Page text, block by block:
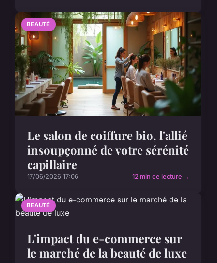
BEAUTÉ
Le salon de coiffure bio, l'allié
insoupçonné de votre sérénité
capillaire
17/06/2026 17:06 12 min de lecture →
BEAUTÉ
L'impact du e-commerce sur
le marché de la beauté de luxe